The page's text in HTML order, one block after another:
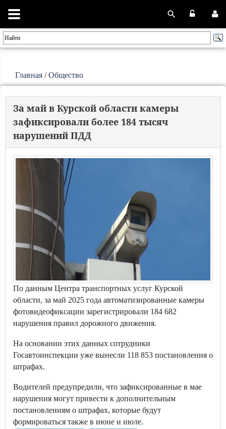
Главная /Общество
За май в Курской области камеры
зафиксировали более 184 тысяч
нарушений ПДД
По данным Центра транспортных услуг Курской
области, за май 2025 года автоматизированные камеры
фотовидеофиксации зарегистрировали 184 682
нарушения правил дорожного движения.
На основании этих данных сотрудники
Госавтоинспекции уже вынесли 118 853 постановления о
штрафах.
Водителей предупредили, что зафиксированные в мае
нарушения могут привести к дополнительным
постановлениям о штрафах, которые будут
формироваться также в июне и июле.